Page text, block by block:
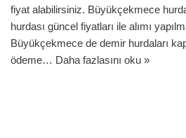
fiyat alabilirsiniz. Büyükçekmece
hurdası güncel fiyatları ile alımı
Büyükçekmece de demir hurdaları
ödeme… Daha fazlasını oku »